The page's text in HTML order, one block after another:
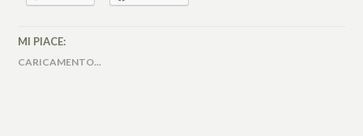
MI PIACE:
CARICAMENTO...